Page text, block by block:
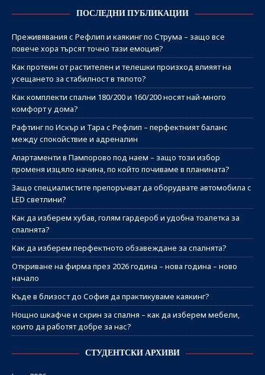
ПОСЛЕДНИ ПУБЛИКАЦИИ
Преживявания с Рефлип и каякинг по Струма – защо все
повече хора търсят точно тази емоция?
Как протеин от растителен и телешки произход влияят на
усещането за стабилност в тялото?
Как комплекти спални 180/200 и 160/200 носят най-много
комфорт у дома?
Рафтинг по Искър и Тара с Рефлип – перфектният баланс
между спокойствие и адреналин
Апартаменти в Пампорово под наем – защо този избор
променя изцяло начина, по който почиваме в планината?
Защо специалистите препоръчват да оборудвате автомобила с
LED светлини?
Как да изберем хубав, голям гардероб и удобна тоалетка за
спалнята?
Как да изберем перфектното обзавеждане за спалнята?
Откриване на фирма през 2026 година – нова година – ново
начало
Къде в близост до София да практикуваме каякинг?
Нощно шкафче и скрин за спалня – как да изберем мебели,
които да работят добре за нас?
СТУДЕНТСКИ АРХИВИ